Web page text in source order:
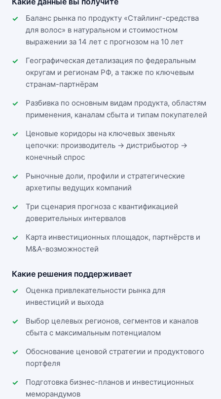
Баланс рынка по продукту «Стайлинг-средства
для волос» в натуральном и стоимостном
выражении за 14 лет с прогнозом на 10 лет
Географическая детализация по федеральным
округам и регионам РФ, а также по ключевым
странам-партнёрам
Разбивка по основным видам продукта, областям
применения, каналам сбыта и типам покупателей
Ценовые коридоры на ключевых звеньях
цепочки: производитель → дистрибьютор →
конечный спрос
Рыночные доли, профили и стратегические
архетипы ведущих компаний
Три сценария прогноза с квантификацией
доверительных интервалов
Карта инвестиционных площадок, партнёрств и
M&A-возможностей
Какие решения поддерживает
Оценка привлекательности рынка для
инвестиций и выхода
Выбор целевых регионов, сегментов и каналов
сбыта с максимальным потенциалом
Обоснование ценовой стратегии и продуктового
портфеля
Подготовка бизнес-планов и инвестиционных
меморандумов